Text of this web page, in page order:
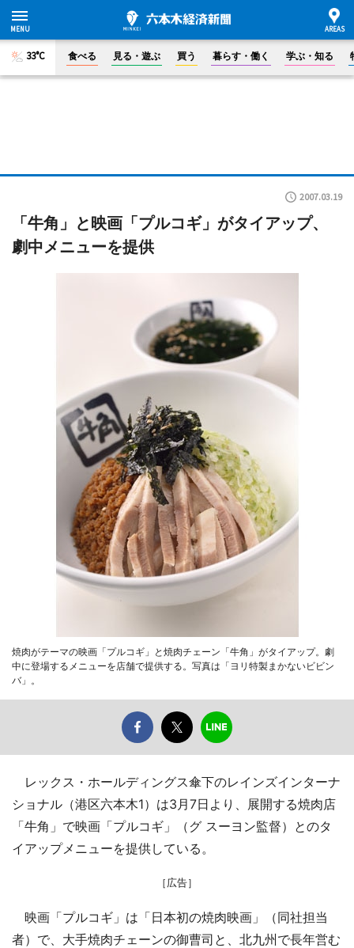
33°C 食べる 見る・遊ぶ 買う 暮らす・働く 学ぶ・知る
2007.03.19
「牛角」と映画「プルコギ」がタイアップ、
劇中メニューを提供
焼肉がテーマの映画「プルコギ」と焼肉チェーン「牛角」がタイアップ。劇
中に登場するメニューを店舗で提供する。写真は「ヨリ特製まかないビビン
バ」。
レックス・ホールディングス傘下のレインズインターナ
ショナル（港区六本木1）は3月7日より、展開する焼肉店
「牛角」で映画「プルコギ」（グ スーヨン監督）とのタ
イアップメニューを提供している。
［広告］
映画「プルコギ」は「日本初の焼肉映画」（同社担当
者）で、大手焼肉チェーンの御曹司と、北九州で長年営む